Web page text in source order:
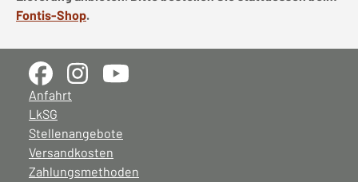
Fontis-Shop.
Anfahrt
LkSG
Stellenangebote
Versandkosten
Zahlungsmethoden